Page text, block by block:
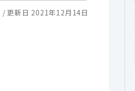
更新日 2021年12月14日